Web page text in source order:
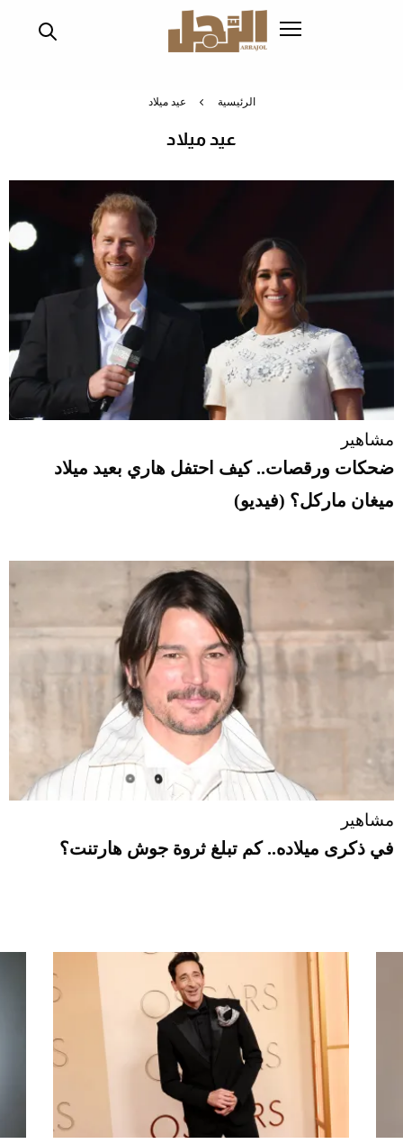
الرئيسية عيد ميلاد
عيد ميلاد
مشاهير
ضحكات ورقصات.. كيف احتفل هاري بعيد ميلاد
ميغان ماركل؟ (فيديو)
مشاهير
في ذكرى ميلاده.. كم تبلغ ثروة جوش هارتنت؟